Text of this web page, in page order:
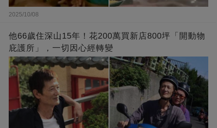
2025/10/08
他66歲住深山15年！花200萬買新店800坪「開動物
庇護所」，一切因心經轉變